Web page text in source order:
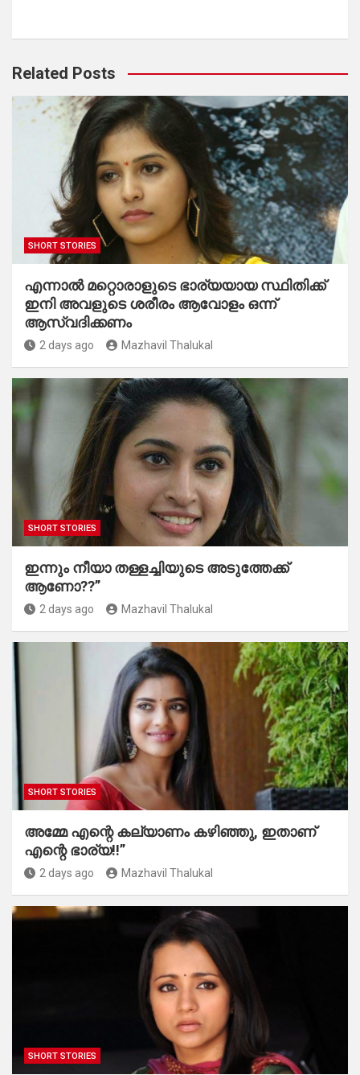
Related Posts
SHORT STORIES
എന്നാൽ മറ്റൊരാളുടെ ഭാര്യയായ സ്ഥിതിക്ക്
ഇനി അവളുടെ ശരീരം ആവോളം ഒന്ന്
ആസ്വദിക്കണം
2 days ago Mazhavil Thalukal
SHORT STORIES
ഇന്നും നീയാ തള്ളച്ചിയുടെ അടുത്തേക്ക്
ആണോ??”
2 days ago Mazhavil Thalukal
SHORT STORIES
അമ്മേ എന്റെ കല്യാണം കഴിഞ്ഞു, ഇതാണ്
എന്റെ ഭാര്യ!!”
2 days ago Mazhavil Thalukal
SHORT STORIES